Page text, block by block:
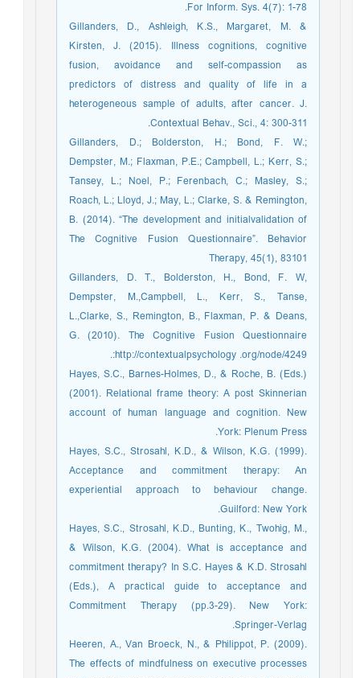
For Inform. Sys. 4(7): 1-78.
Gillanders, D., Ashleigh, K.S., Margaret, M. &
Kirsten, J. (2015). Illness cognitions, cognitive
fusion, avoidance and self-compassion as
predictors of distress and quality of life in a
heterogeneous sample of adults, after cancer. J.
Contextual Behav., Sci., 4: 300-311.
Gillanders, D.; Bolderston, H.; Bond, F. W.;
Dempster, M.; Flaxman, P.E.; Campbell, L.; Kerr, S.;
Tansey, L.; Noel, P.; Ferenbach, C.; Masley, S.;
Roach, L.; Lloyd, J.; May, L.; Clarke, S. & Remington,
B. (2014). “The development and initialvalidation of
The Cognitive Fusion Questionnaire”. Behavior
Therapy, 45(1), 83101
Gillanders, D. T., Bolderston, H., Bond, F. W,
Dempster, M.,Campbell, L., Kerr, S., Tanse,
L.,Clarke, S., Remington, B., Flaxman, P. & Deans,
G. (2010). The Cognitive Fusion Questionnaire
:http://contextualpsychology .org/node/4249.
Hayes, S.C., Barnes-Holmes, D., & Roche, B. (Eds.)
(2001). Relational frame theory: A post Skinnerian
account of human language and cognition. New
York: Plenum Press.
Hayes, S.C., Strosahl, K.D., & Wilson, K.G. (1999).
Acceptance and commitment therapy: An
experiential approach to behaviour change.
Guilford: New York.
Hayes, S.C., Strosahl, K.D., Bunting, K., Twohig, M.,
& Wilson, K.G. (2004). What is acceptance and
commitment therapy? In S.C. Hayes & K.D. Strosahl
(Eds.), A practical guide to acceptance and
Commitment Therapy (pp.3-29). New York:
Springer-Verlag.
Heeren, A., Van Broeck, N., & Philippot, P. (2009).
The effects of mindfulness on executive processes